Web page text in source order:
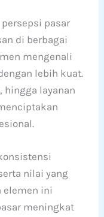
pasar
di berbagai
mengenali
lebih kuat.
hingga layanan
nilai yang
elemen ini
meningkat